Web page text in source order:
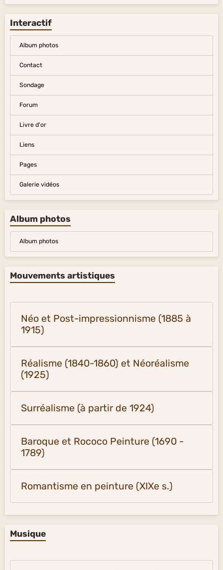
Interactif
Album photos
Contact
Sondage
Forum
Livre d'or
Liens
Pages
Galerie vidéos
Album photos
Album photos
Mouvements artistiques
Néo et Post-impressionnisme (1885 à
1915)
Réalisme (1840-1860) et Néoréalisme
(1925)
Surréalisme (à partir de 1924)
Baroque et Rococo Peinture (1690 -
1789)
Romantisme en peinture (XIXe s.)
Musique